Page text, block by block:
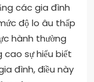
các gia đình
độ lo âu thấp
hành thường
cao sự hiểu biết
đình, điều này